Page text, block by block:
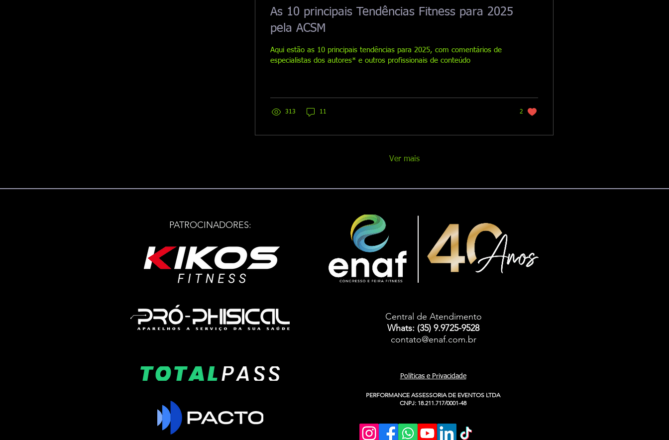
As 10 principais Tendências Fitness para 2025
pela ACSM
Aqui estão as 10 principais tendências para 2025, com comentários de
especialistas dos autores* e outros profissionais de conteúdo
313 11 2
Ver mais
PATROCINADORES:
Central de Atendimento
Whats: (35) 9.9725-9528
contato@enaf.com.br
Políticas e Privacidade
PERFORMANCE ASSESSORIA DE EVENTOS LTDA
CNPJ: 18.211.717/0001-48